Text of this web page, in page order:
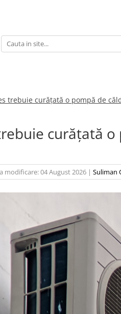
trebuie curățată o pompă de
curățată
modificare: 04 August 2026 | Suliman